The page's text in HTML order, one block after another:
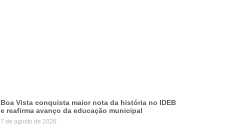
Boa Vista conquista maior nota da história no IDEB
e reafirma avanço da educação municipal
7 de agosto de 2026